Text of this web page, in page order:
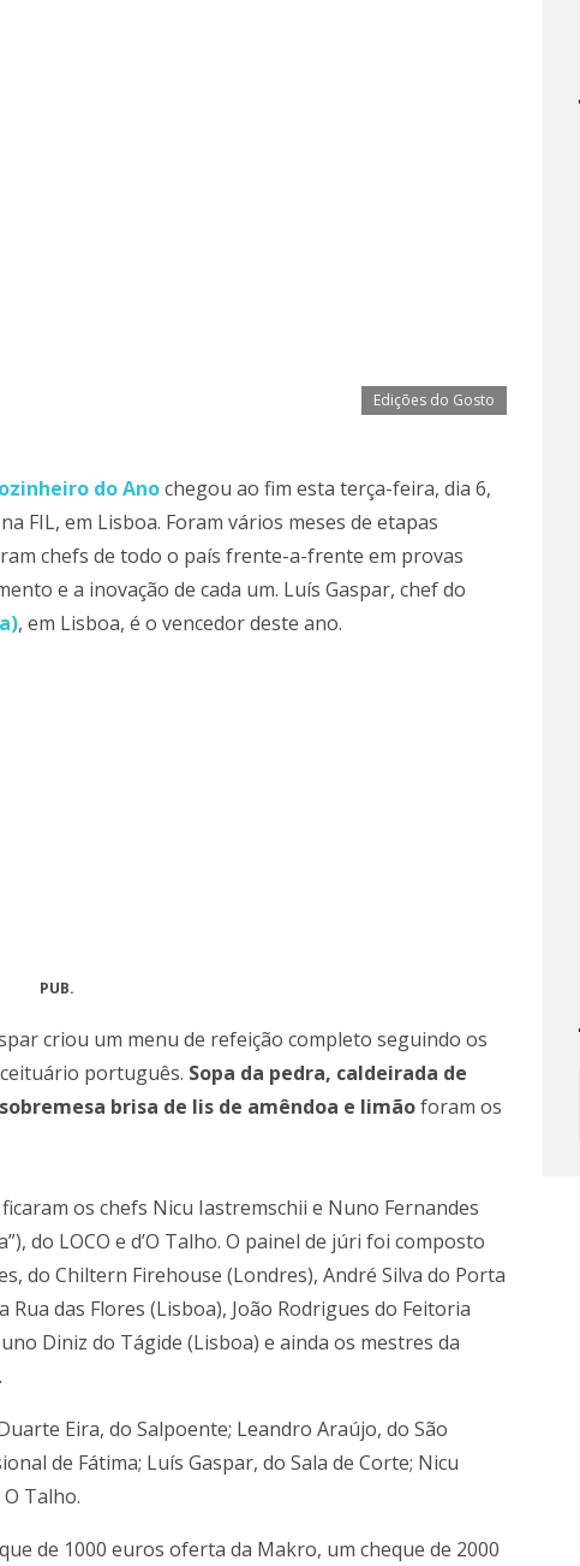
Edições do Gosto
do Anochegou ao fim esta terça-feira, dia 6,
FIL, em Lisboa. Foram vários meses de etapas
chefs de todo o país frente-a-frente em provas
e a inovação de cada um. Luís Gaspar, chef do
, em Lisboa, é o vencedor deste ano.
PUB.
criou um menu de refeição completo seguindo os
português. Sopa da pedra, caldeirada de
brisa de lis de amêndoa e limãoforam os
os chefs Nicu Iastremschii e Nuno Fernandes
do LOCO e d’O Talho. O painel de júri foi composto
do Chiltern Firehouse (Londres), André Silva do Porta
das Flores (Lisboa), João Rodrigues do Feitoria
Diniz do Tágide (Lisboa) e ainda os mestres da
Eira, do Salpoente; Leandro Araújo, do São
de Fátima; Luís Gaspar, do Sala de Corte; Nicu
Talho.
de 1000 euros oferta da Makro, um cheque de 2000